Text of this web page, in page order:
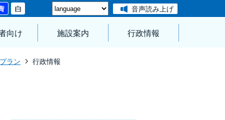
音声読み上げ
向け 施設案内 行政情報
ラン 行政情報